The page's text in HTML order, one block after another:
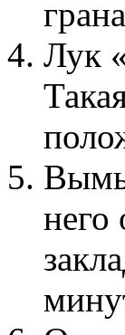
Лук
него